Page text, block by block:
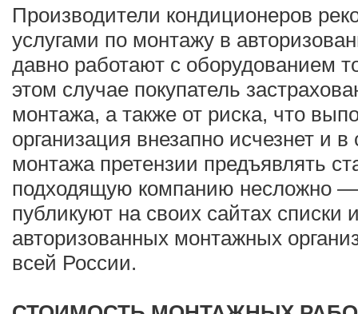
Производители кондиционеров
услугами по монтажу в
давно работают с оборудованием
этом случае покупатель
монтажа, а также от риска, что
организация внезапно исчезнет и в
монтажа претензии предъявлять
подходящую компанию несложно —
публикуют на своих сайтах списки
авторизованных монтажных
всей России.